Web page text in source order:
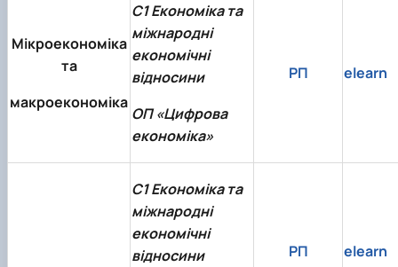
Мікроекономіка
та
макроекономіка
C1 Економіка та
міжнародні
економічні
відносини
ОП «Цифрова
економіка»
РП elearn
C1 Економіка та
міжнародні
економічні
відносини
РП elearn